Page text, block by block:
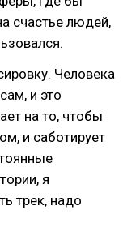
счастье людей,
Человека
и это
на то, чтобы
и саботирует
я
трек, надо